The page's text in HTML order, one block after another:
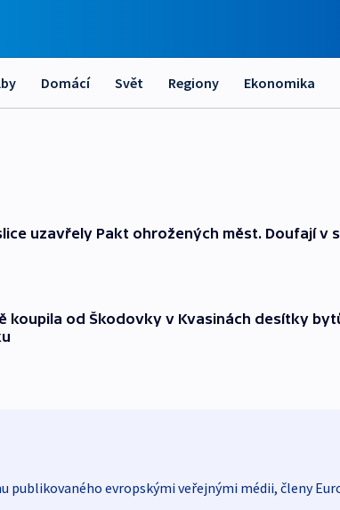
Domácí Svět Regiony Ekonomika
uzavřely Pakt ohrožených měst. Doufají v
koupila od Škodovky v Kvasinách desítky
publikovaného evropskými veřejnými médii, členy